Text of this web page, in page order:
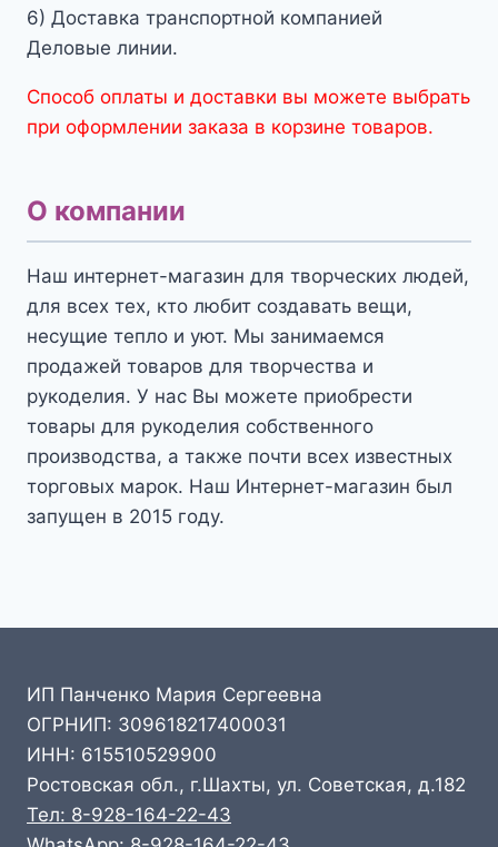
6) Доставка транспортной компанией
Деловые линии.
Способ оплаты и доставки вы можете выбрать
при оформлении заказа в корзине товаров.
О компании
Наш интернет-магазин для творческих людей,
для всех тех, кто любит создавать вещи,
несущие тепло и уют. Мы занимаемся
продажей товаров для творчества и
рукоделия. У нас Вы можете приобрести
товары для рукоделия собственного
производства, а также почти всех известных
торговых марок. Наш Интернет-магазин был
запущен в 2015 году.
ИП Панченко Мария Сергеевна
ОГРНИП: 309618217400031
ИНН: 615510529900
Ростовская обл., г.Шахты, ул. Советская, д.182
Тел: 8-928-164-22-43